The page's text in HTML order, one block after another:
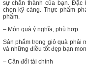
sự chân thành của bạn. Đặc
chọn kỹ càng. Thực phẩm
phẩm.
– Món quà ý nghĩa, phù hợp
Sản phẩm trong giỏ quà phải
và những điều tốt đẹp bạn
– Cân đối tài chính